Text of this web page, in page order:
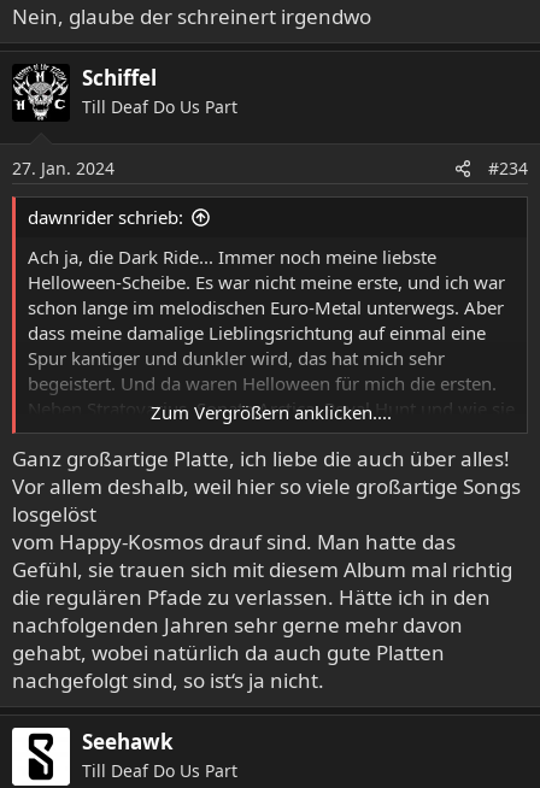
Nein, glaube der schreinert irgendwo
Schiffel
Till Deaf Do Us Part
27. Jan. 2024 #234
dawnrider schrieb:
Ach ja, die Dark Ride... Immer noch meine liebste
Helloween-Scheibe. Es war nicht meine erste, und ich war
schon lange im melodischen Euro-Metal unterwegs. Aber
dass meine damalige Lieblingsrichtung auf einmal eine
Spur kantiger und dunkler wird, das hat mich sehr
begeistert. Und da waren Helloween für mich die ersten.
Neben Stratovarius, Sonata Arctica, Royal Hunt und wie sie
alle geheißen haben war das erfrischend.
Nach dem Split war ich gespannt, und das Masterplan-
Debut hat mich voll erwischt. Der raue Gesang, der etwas
düstere Charme, herrlich. Fehlte mir auf der Rabbit wieder
komplett.
Zum Vergrößern anklicken....
Ganz großartige Platte, ich liebe die auch über alles!
Vor allem deshalb, weil hier so viele großartige Songs
losgelöst
vom Happy-Kosmos drauf sind. Man hatte das
Gefühl, sie trauen sich mit diesem Album mal richtig
die regulären Pfade zu verlassen. Hätte ich in den
nachfolgenden Jahren sehr gerne mehr davon
gehabt, wobei natürlich da auch gute Platten
nachgefolgt sind, so ist‘s ja nicht.
Seehawk
Till Deaf Do Us Part